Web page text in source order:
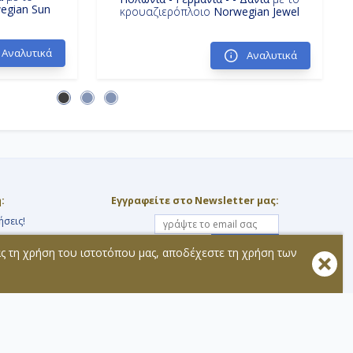
τη χρήση του ιστοτόπου μας, αποδέχεστε τη χρήση των
Sun
Αναλυτικά
κρουαζιερόπλοιο Norwegian Jewel
Αναλυτικά
Εγγραφείτε στο Newsletter μας:
Εγγραφή